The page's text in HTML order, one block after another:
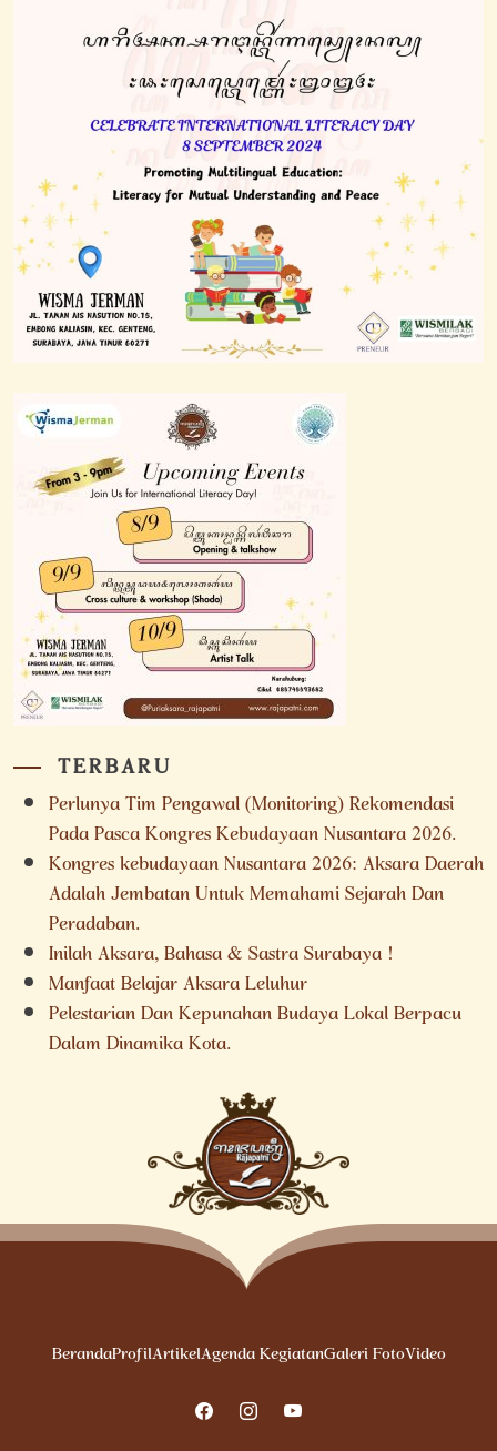
TERBARU
Perlunya Tim Pengawal (Monitoring) Rekomendasi
Pada Pasca Kongres Kebudayaan Nusantara 2026.
Kongres kebudayaan Nusantara 2026: Aksara Daerah
Adalah Jembatan Untuk Memahami Sejarah Dan
Peradaban.
Inilah Aksara, Bahasa & Sastra Surabaya !
Manfaat Belajar Aksara Leluhur
Pelestarian Dan Kepunahan Budaya Lokal Berpacu
Dalam Dinamika Kota.
BerandaProfilArtikelAgenda KegiatanGaleri FotoVideo